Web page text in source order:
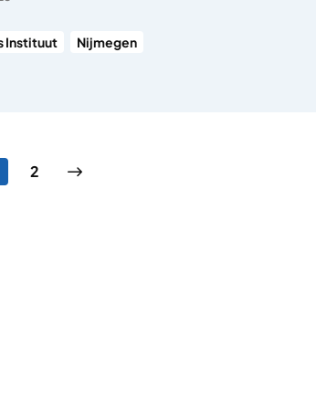
Instituut Nijmegen
Pagina
2 Volgende pagina